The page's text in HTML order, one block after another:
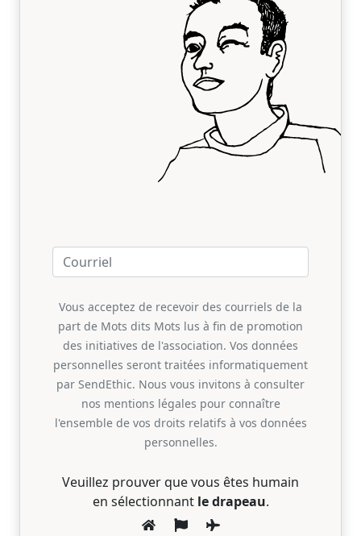
Vous acceptez de recevoir des courriels de la
part de Mots dits Mots lus à fin de promotion
des initiatives de l'association. Vos données
personnelles seront traitées informatiquement
par SendEthic. Nous vous invitons à consulter
nos mentions légales pour connaître
l'ensemble de vos droits relatifs à vos données
personnelles.
Veuillez prouver que vous êtes humain
en sélectionnantle drapeau.